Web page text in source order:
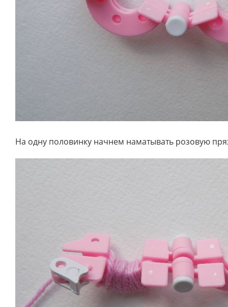
На одну половинку начнем наматывать розовую